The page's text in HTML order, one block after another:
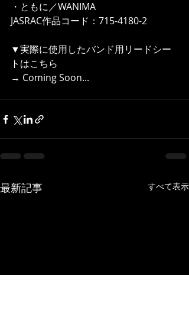
・ともに／WANIMA
JASRAC作品コード：715-4180-2
▼実際に使用したバンド用リードシー
トはこちら
→ Coming Soon...
最新記事 すべて表示